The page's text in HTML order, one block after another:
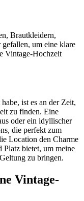
Brautkleidern,
um eine klare
Vintage-Hochzeit
ist es an der Zeit,
zu finden. Eine
oder ein idyllischer
die perfekt zum
Location den Charme
Platz bietet, um meine
zu bringen.
Vintage-